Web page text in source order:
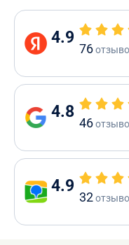
4.9
76
4.8
46
4.9
32